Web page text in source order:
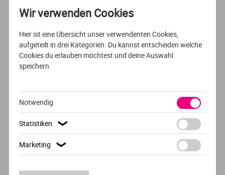
VOLLZEIT DEUTSCH
Frankoromanistik
Friedrich-Alexander Universität Erlangen-Nürnberg -
FAU
VOLLZEIT DEUTSCH
Wir verwenden Cookies
Hier ist eine Übersicht unser verwendenten Cookies,
aufgeteilt in drei Kategorien. Du kannst entscheiden welche
Cookies du erlauben möchtest und deine Auswahl
speichern.
Notwendig
Statistiken ❯
Marketing ❯